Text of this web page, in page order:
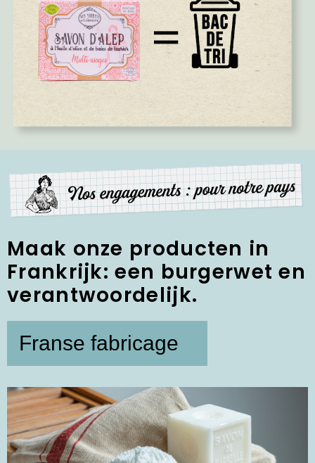
Maak onze producten in
Frankrijk: een burgerwet en
verantwoordelijk.
Franse fabricage